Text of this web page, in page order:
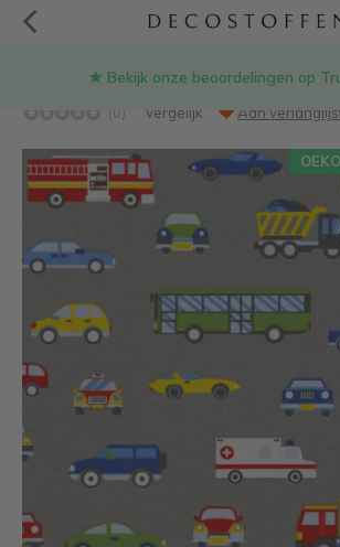
★ Bekijk onze beoordelingen op
Autoweg grijs ottoman stof
(0) Vergelijk Aan